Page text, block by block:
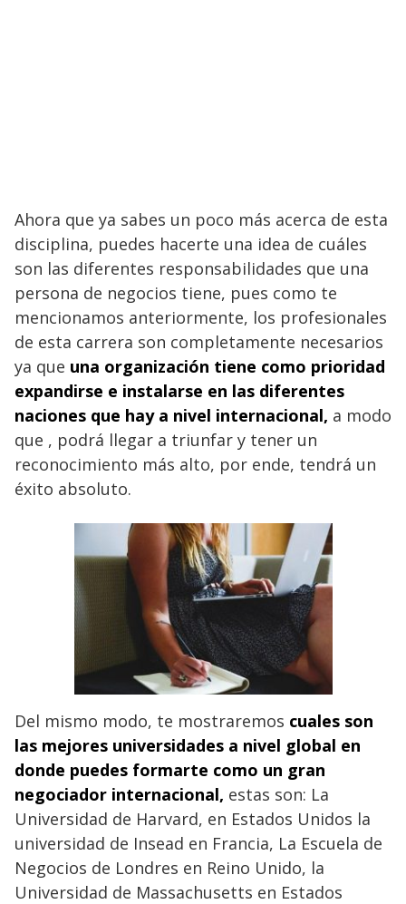
Ahora que ya sabes un poco más acerca de esta
disciplina, puedes hacerte una idea de cuáles
son las diferentes responsabilidades que una
persona de negocios tiene, pues como te
mencionamos anteriormente, los profesionales
de esta carrera son completamente necesarios
ya que una organización tiene como prioridad
expandirse e instalarse en las diferentes
naciones que hay a nivel internacional, a modo
que , podrá llegar a triunfar y tener un
reconocimiento más alto, por ende, tendrá un
éxito absoluto.
Del mismo modo, te mostraremos cuales son
las mejores universidades a nivel global en
donde puedes formarte como un gran
negociador internacional, estas son: La
Universidad de Harvard, en Estados Unidos la
universidad de Insead en Francia, La Escuela de
Negocios de Londres en Reino Unido, la
Universidad de Massachusetts en Estados